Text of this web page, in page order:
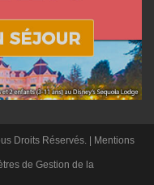
Droits Réservés. | Mentions
de Gestion de la